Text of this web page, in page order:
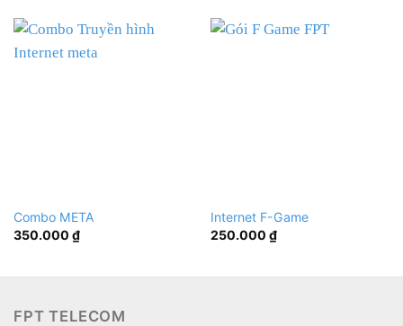
Combo META
350.000 ₫
Internet F-Game
250.000 ₫
FPT TELECOM